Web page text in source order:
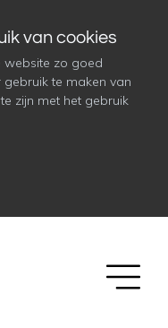
van cookies
website zo goed
te maken van
zijn met het gebruik